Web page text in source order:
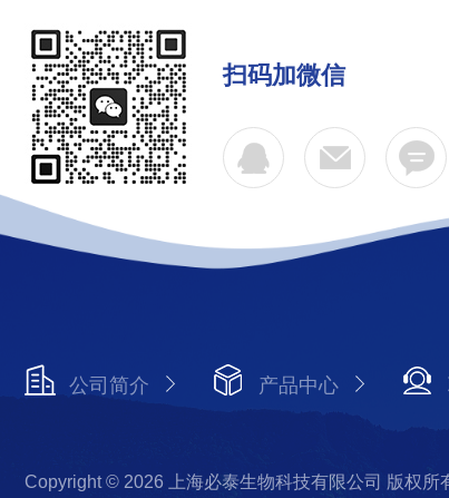
扫码加微信
公司简介 产品中心
Copyright © 2026 上海必泰生物科技有限公司 版权所